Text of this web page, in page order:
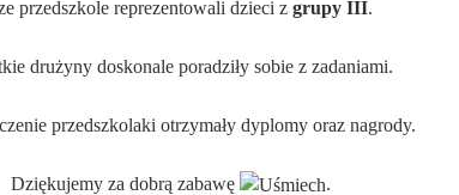
przedszkole reprezentowali dzieci z grupy III.
drużyny doskonale poradziły sobie z zadaniami.
przedszkolaki otrzymały dyplomy oraz nagrody.
Dziękujemy za dobrą zabawę .